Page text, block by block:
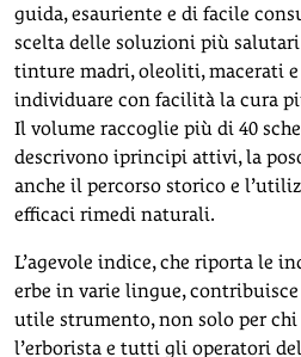
guida, esauriente e di facile
scelta delle soluzioni più
tinture madri, oleoliti, macerati
individuare con facilità la cura
Il volume raccoglie più di 40
descrivono iprincipi attivi, la
anche il percorso storico e
efficaci rimedi naturali.
L’agevole indice, che riporta le
erbe in varie lingue,
utile strumento, non solo per chi
l’erborista e tutti gli operatori